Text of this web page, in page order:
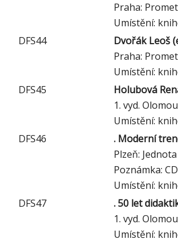
Praha:
Umístění:
DFS44
Dvořák Leoš
Praha:
Umístění:
DFS45
Holubová
1. vyd.
Umístění:
DFS46
. Moderní
Plzeň:
Poznámka: CD
Umístění:
DFS47
. 50 let
1. vyd.
Umístění: